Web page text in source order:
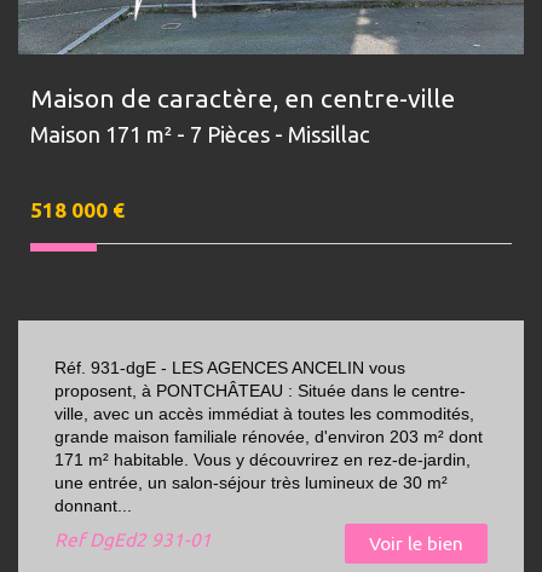
Maison de caractère, en centre-ville
Maison 171 m² - 7 Pièces - Missillac
518 000 €
Réf. 931-dgE - LES AGENCES ANCELIN vous
proposent, à PONTCHÂTEAU : Située dans le centre-
ville, avec un accès immédiat à toutes les commodités,
grande maison familiale rénovée, d'environ 203 m² dont
171 m² habitable. Vous y découvrirez en rez-de-jardin,
une entrée, un salon-séjour très lumineux de 30 m²
donnant...
RefDgEd2 931-01 Voir le bien